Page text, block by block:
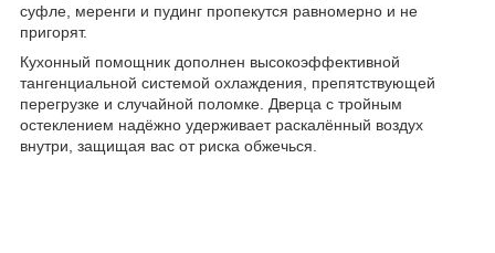
суфле, меренги и пудинг пропекутся равномерно и не
пригорят.
Кухонный помощник дополнен высокоэффективной
тангенциальной системой охлаждения, препятствующей
перегрузке и случайной поломке. Дверца с тройным
остеклением надёжно удерживает раскалённый воздух
внутри, защищая вас от риска обжечься.